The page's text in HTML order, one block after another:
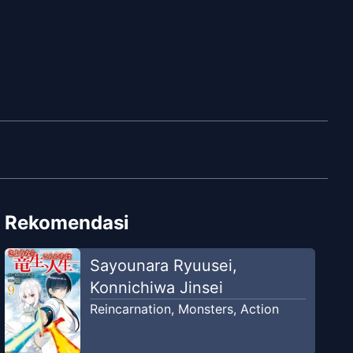
Rekomendasi
Sayounara Ryuusei,
Konnichiwa Jinsei
Reincarnation, Monsters, Action